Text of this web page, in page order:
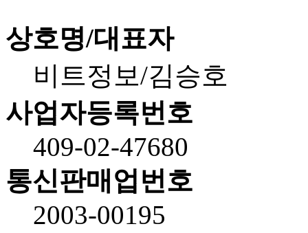
상호명/대표자
비트정보/김승호
사업자등록번호
409-02-47680
통신판매업번호
2003-00195